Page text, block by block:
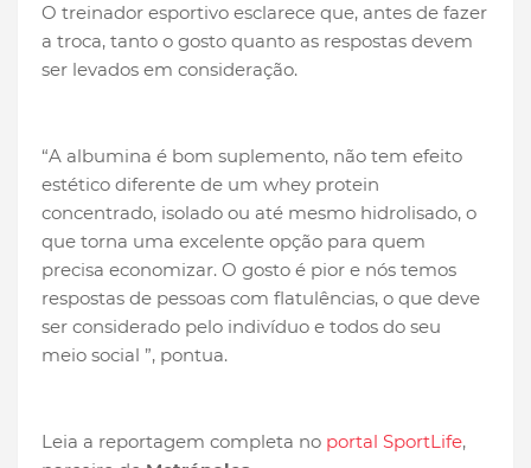
O treinador esportivo esclarece que, antes de fazer
a troca, tanto o gosto quanto as respostas devem
ser levados em consideração.
“A albumina é bom suplemento, não tem efeito
estético diferente de um whey protein
concentrado, isolado ou até mesmo hidrolisado, o
que torna uma excelente opção para quem
precisa economizar. O gosto é pior e nós temos
respostas de pessoas com flatulências, o que deve
ser considerado pelo indivíduo e todos do seu
meio social ”, pontua.
Leia a reportagem completa no portal SportLife,